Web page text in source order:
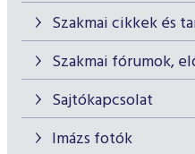
Szakmai cikkek és
Szakmai fórumok,
Sajtókapcsolat
Imázs fotók